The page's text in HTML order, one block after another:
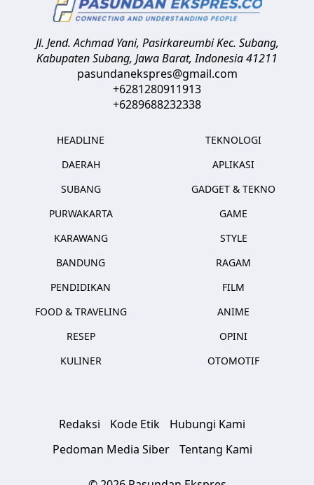
Jl. Jend. Achmad Yani, Pasirkareumbi Kec. Subang,
Kabupaten Subang, Jawa Barat,Indonesia41211
pasundanekspres@gmail.com
+6281280911913
+6289688232338
HEADLINE
DAERAH
SUBANG
PURWAKARTA
KARAWANG
BANDUNG
PENDIDIKAN
FOOD & TRAVELING
RESEP
KULINER
TEKNOLOGI
APLIKASI
GADGET & TEKNO
GAME
STYLE
RAGAM
FILM
ANIME
OPINI
OTOMOTIF
Redaksi Kode Etik
Hubungi Kami
Pedoman Media Siber
Tentang Kami